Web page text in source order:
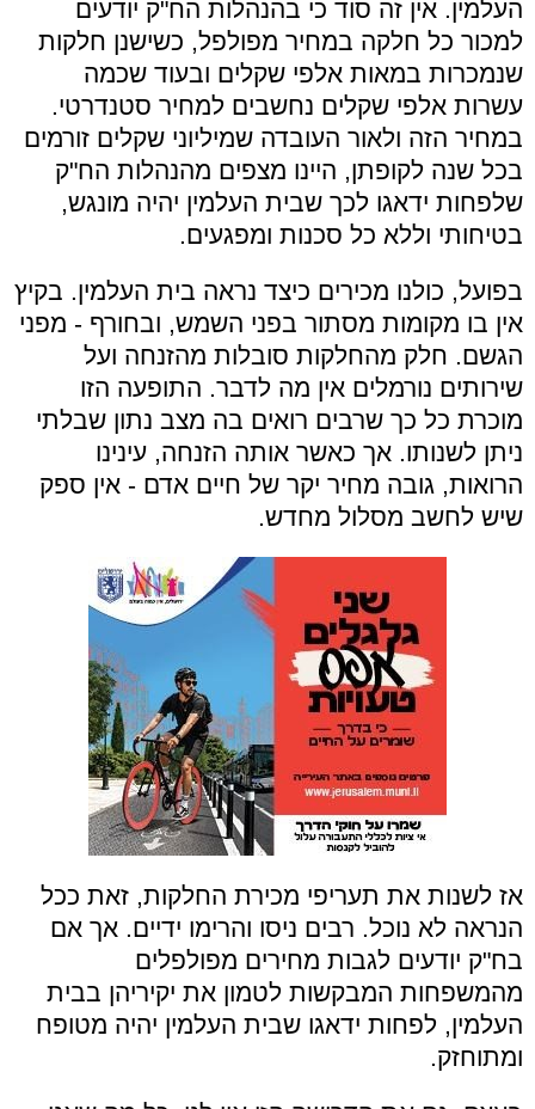
העלמין. אין זה סוד כי בהנהלות הח"ק יודעים
למכור כל חלקה במחיר מפולפל, כשישנן חלקות
שנמכרות במאות אלפי שקלים ובעוד שכמה
עשרות אלפי שקלים נחשבים למחיר סטנדרטי.
במחיר הזה ולאור העובדה שמיליוני שקלים זורמים
בכל שנה לקופתן, היינו מצפים מהנהלות הח"ק
שלפחות ידאגו לכך שבית העלמין יהיה מונגש,
בטיחותי וללא כל סכנות ומפגעים.
בפועל, כולנו מכירים כיצד נראה בית העלמין. בקיץ
אין בו מקומות מסתור בפני השמש, ובחורף - מפני
הגשם. חלק מהחלקות סובלות מהזנחה ועל
שירותים נורמלים אין מה לדבר. התופעה הזו
מוכרת כל כך שרבים רואים בה מצב נתון שבלתי
ניתן לשנותו. אך כאשר אותה הזנחה, עינינו
הרואות, גובה מחיר יקר של חיים אדם - אין ספק
שיש לחשב מסלול מחדש.
אז לשנות את תעריפי מכירת החלקות, זאת ככל
הנראה לא נוכל. רבים ניסו והרימו ידיים. אך אם
בח"ק יודעים לגבות מחירים מפולפלים
מהמשפחות המבקשות לטמון את יקיריהן בבית
העלמין, לפחות ידאגו שבית העלמין יהיה מטופח
ומתוחזק.